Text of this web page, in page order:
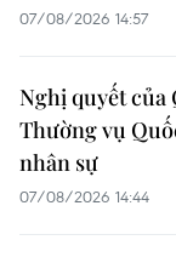
07/08/2026 14:57
Nghị quyết của
Thường vụ
nhân sự
07/08/2026 14:44